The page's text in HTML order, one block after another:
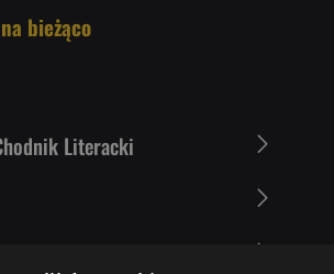
bieżąco
Literacki